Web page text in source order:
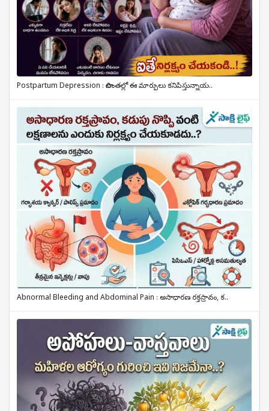
Postpartum Depression : బాలింతల్లో ఈ మార్పులు కనిపిస్తున్నాయ..
Abnormal Bleeding and Abdominal Pain : అసాధారణ రక్తస్రావం, క..